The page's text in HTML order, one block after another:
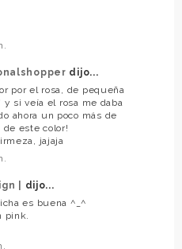
dijo...
por el rosa, de pequeña
y si veía el rosa me daba
ahora un poco más de
de este color!
jajaja
|
dijo...
es buena ^_^
pink.